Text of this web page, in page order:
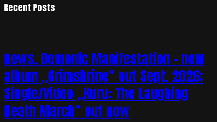
Recent Posts
news. Demonic Manifestation – new
album „Grimshrine“ out Sept. 2026;
Single/Video „Kuru: The Laughing
Death March“ out now